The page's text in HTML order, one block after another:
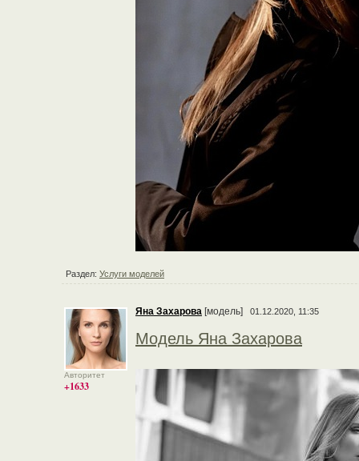
Раздел: Услуги моделей
Авторитет
+1633
Яна Захарова [модель] 01.12.2020, 11:35
Модель Яна Захарова